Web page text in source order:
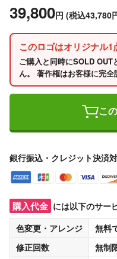
39,800円 (税込43,780
このロゴはオリジナル1
ご購入と同時にSOLD OUT
ん。 著作権はお客様に完全
こ
銀行振込・クレジット決済
購入代金 には以下のサー
色変更・アレンジ
無料
修正回数
無制